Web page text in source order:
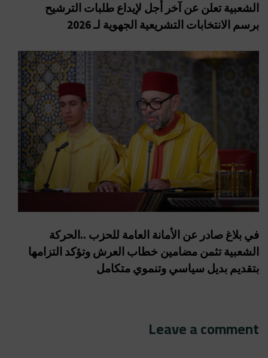
الشعبية تعلن عن آخر أجل لإيداع طلبات الترشيح
برسم الانتخابات التشريعية الجهوية لـ 2026
في بلاغ صادر عن الأمانة العامة للحزب ..الحركة
الشعبية تثمن مضامين خطاب العرش وتؤكد التزامها
بتقديم بديل سياسي وتنموي متكامل
Leave a comment